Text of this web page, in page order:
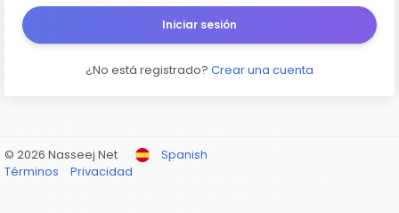
Iniciar sesión
¿No está registrado? Crear una cuenta
© 2026 Nasseej Net
Spanish
Términos
Privacidad